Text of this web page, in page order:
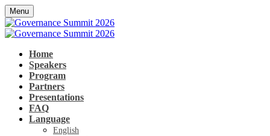
Menu
Home
Speakers
Program
Partners
Presentations
FAQ
Language
English